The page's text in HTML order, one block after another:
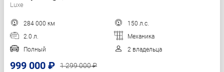
Luxe
284 000 км
150 л.с.
2.0 л.
Механика
Полный
2 владельца
999 000 ₽
1 299 000 ₽